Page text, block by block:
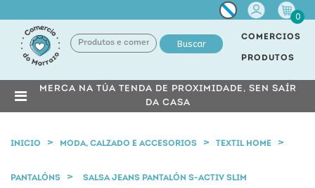
Miña
conta
0
Buscar
COMERCIOS
PRODUTOS
MERCA NA TÚA TENDA DE PROXIMIDADE, SEN SAÍR
DA CASA
INICIO MODA, CALZADO E ACCESORIOS TEXTIL HOME
PANTALÓNS SALSA JEANS PANTALÓN S-ACTIV SLIM